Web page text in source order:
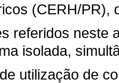
(CERH/PR),
referidos neste
isolada,
utilização de